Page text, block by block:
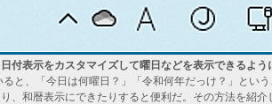
付表示をカスタマイズして曜日などを表示できるよう
ると、「今日は何曜日？」「令和何年だっけ？」とい
、和暦表示にできたりすると便利だ。その方法を紹介